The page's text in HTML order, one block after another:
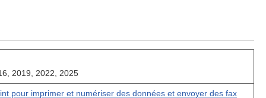
2019, 2022, 2025
pour imprimer et numériser des données et envoyer des fax